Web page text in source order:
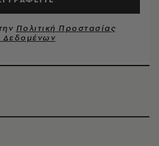
Πολιτική Προστασίας